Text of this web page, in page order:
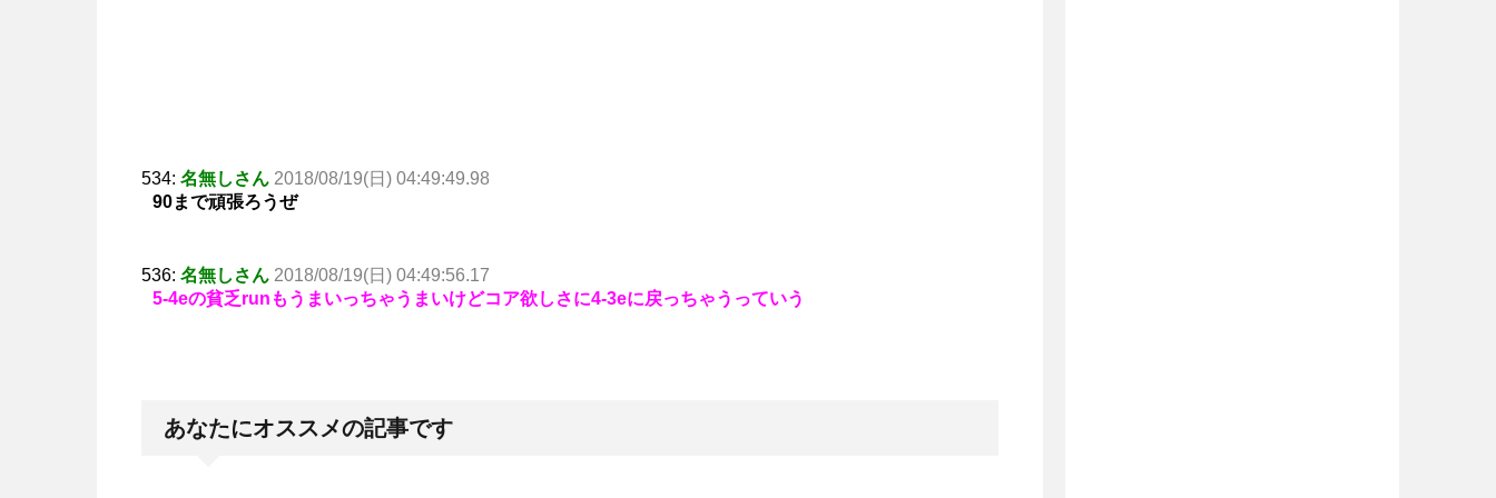
534: 名無しさん 2018/08/19(日) 04:49:49.98
90まで頑張ろうぜ
536: 名無しさん 2018/08/19(日) 04:49:56.17
5-4eの貧乏runもうまいっちゃうまいけどコア欲しさに4-3eに戻っちゃうっていう
あなたにオススメの記事です